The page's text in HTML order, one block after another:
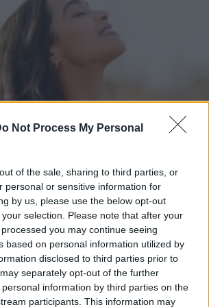
Not Process My Personal
of the sale, sharing to third parties, or
personal or sensitive information for
by us, please use the below opt-out
selection. Please note that after your
you may continue seeing
based on personal information utilized by
disclosed to third parties prior to
separately opt-out of the further
information by third parties on the
participants. This information may